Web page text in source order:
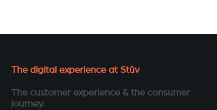
The digital experience at Stûv
The customer experience & the consumer
journey.